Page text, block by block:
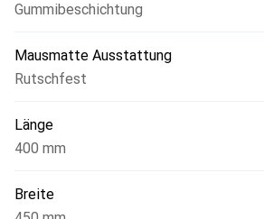
Gummibeschichtung
Mausmatte Ausstattung
Rutschfest
Länge
400 mm
Breite